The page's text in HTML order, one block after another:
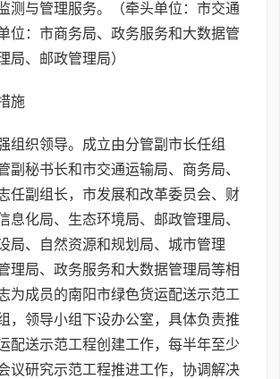
测与管理服务。（牵头单位：市交通
位：市商务局、政务服务和大数据管
局、邮政管理局）
施
组织领导。成立由分管副市长任组
副秘书长和市交通运输局、商务局、
任副组长，市发展和改革委员会、财
息化局、生态环境局、邮政管理局、
局、自然资源和规划局、城市管理
理局、政务服务和大数据管理局等相
为成员的南阳市绿色货运配送示范工
，领导小组下设办公室，具体负责推
配送示范工程创建工作，每半年至少
议研究示范工程推进工作，协调解决